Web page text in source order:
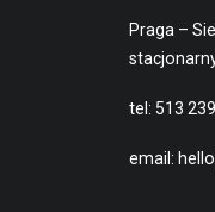
Praga –
tel: 513
email: